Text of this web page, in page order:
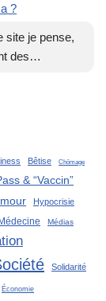
?
site je pense,
des…
Bêtise Chômage
& “Vaccin”
Hypocrisie
Médias
Solidarité
Économie